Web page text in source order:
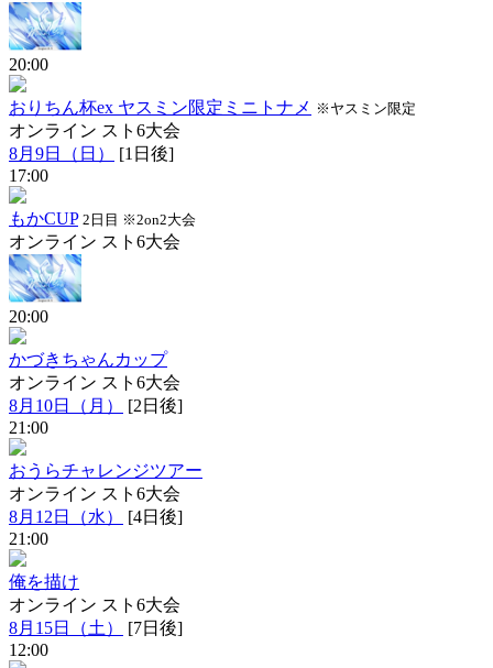
20:00
おりちん杯ex ヤスミン限定ミニトナメ ※ヤスミン限定
オンライン スト6大会
8月9日（日）
[1日後]
17:00
もかCUP 2日目 ※2on2大会
オンライン スト6大会
20:00
かづきちゃんカップ
オンライン スト6大会
8月10日（月）
[2日後]
21:00
おうらチャレンジツアー
オンライン スト6大会
8月12日（水）
[4日後]
21:00
俺を描け
オンライン スト6大会
8月15日（土）
[7日後]
12:00